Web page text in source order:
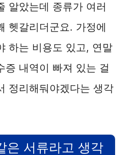
알았는데 종류가 여러
헷갈리더군요. 가정에
하는 비용도 있고, 연말
증 내역이 빠져 있는 걸
정리해둬야겠다는 생각
은 서류라고 생각